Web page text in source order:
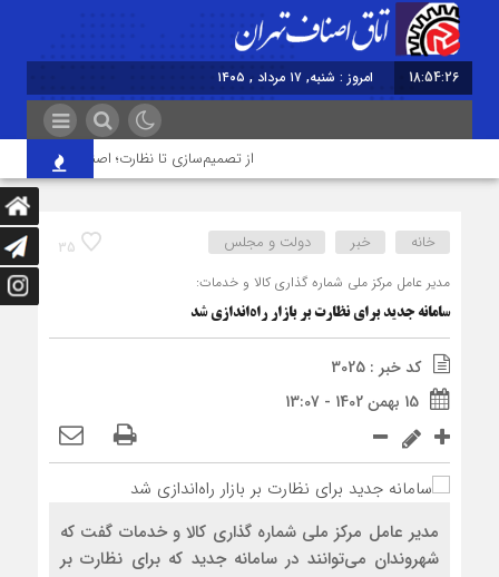
18:54:26 امروز : شنبه, ۱۷ مرداد , ۱۴۰۵
از تصمیم‌سازی تا نظارت؛ اصناف نقش مؤثرتری
35 خانه خبر دولت و مجلس
مدیر عامل مرکز ملی شماره گذاری کالا و خدمات:
سامانه جدید برای نظارت بر بازار راه‌اندازی شد
کد خبر : 3025
15 بهمن 1402 - 13:07
مدیر عامل مرکز ملی شماره گذاری کالا و خدمات گفت که
شهروندان می‌توانند در سامانه جدید که برای نظارت بر